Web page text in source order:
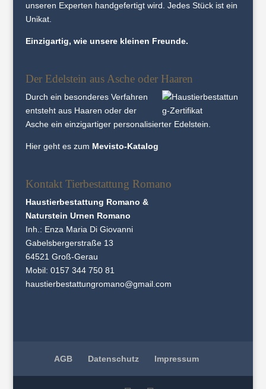
unseren Experten hand­gefertigt wird. Jedes Stück ist ein
Unikat.
Einzigartig, wie unsere kleinen Freunde.
Der Edelstein aus Asche oder Haaren
Durch ein besonderes Verfahren
entsteht aus Haaren oder der
Asche ein einzigartiger personalisierter Edelstein.
Hier geht es zum Mevisto-Katalog
Kontakt Tierbestattung Romano
Haustierbestattung Romano &
Naturstein Urnen Romano
Inh.: Enza Maria Di Giovanni
Gabelsbergerstraße 13
64521 Groß-Gerau
Mobil: 0157 344 750 81
haustierbestattungromano@gmail.com
AGB Datenschutz Impressum